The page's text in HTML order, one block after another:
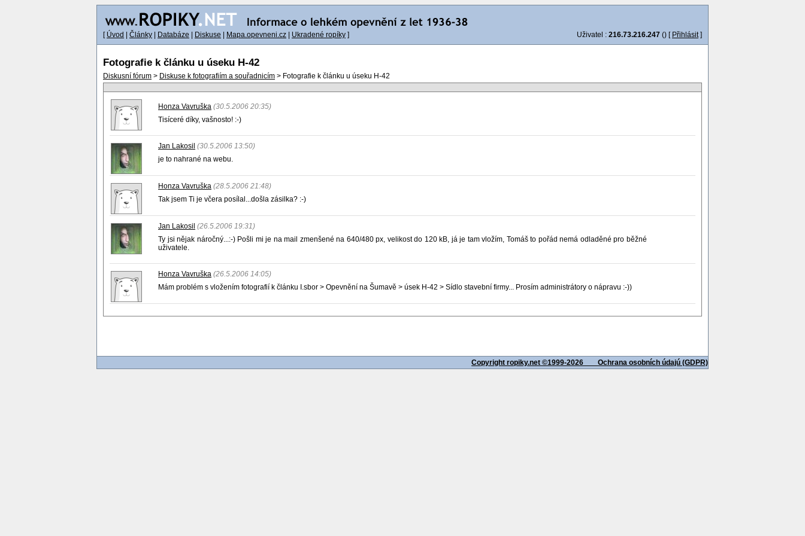
[ Úvod Články Databáze Diskuse Mapa.opevneni.cz Ukradené ropíky ] Uživatel : 216.73.216.247 () [ Přihlásit]
Fotografie k článku u úseku H-42
Diskusní fórum > Diskuse k fotografiím a souřadnicím > Fotografie k článku u úseku H-42
Honza Vavruška (30.5.2006 20:35)
Tisíceré díky, vašnosto! :-)
Jan Lakosil (30.5.2006 13:50)
je to nahrané na webu.
Honza Vavruška (28.5.2006 21:48)
Tak jsem Ti je včera posílal...došla zásilka? :-)
Jan Lakosil (26.5.2006 19:31)
Ty jsi nějak náročný...:-) Pošli mi je na mail zmenšené na 640/480 px, velikost do 120 kB, já je tam vložím, Tomáš to pořád nemá odladěné pro běžné
uživatele.
Honza Vavruška (26.5.2006 14:05)
Mám problém s vložením fotografií k článku I.sbor > Opevnění na Šumavě > úsek H-42 > Sídlo stavební firmy... Prosím administrátory o nápravu :-))
Copyright ropiky.net ©1999-2026 Ochrana osobních údajú (GDPR)